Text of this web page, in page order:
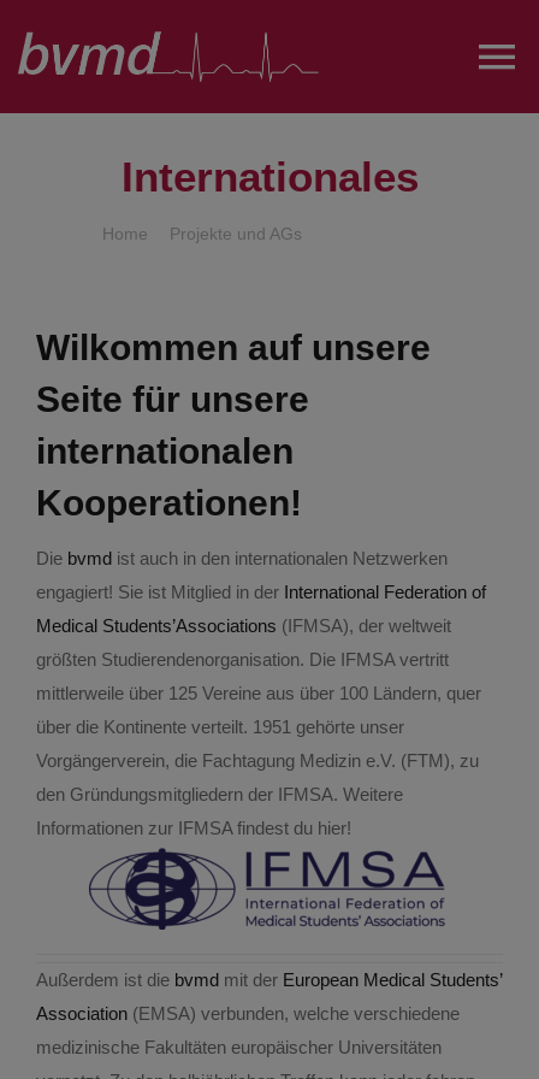
Inhalt
Projekte und AGs
Öffentlichkeitsarbeit
FairesPJ
Kontakt
Internationales
Home Projekte und AGs
Wilkommen auf unsere
Seite für unsere
internationalen
Kooperationen!
Die bvmdist auch in den internationalen Netzwerken
engagiert! Sie ist Mitglied in der International Federation of
Medical Students’Associations (IFMSA), der weltweit
größten Studierendenorganisation. Die IFMSA vertritt
mittlerweile über 125 Vereine aus über 100 Ländern, quer
über die Kontinente verteilt. 1951 gehörte unser
Vorgängerverein, die Fachtagung Medizin e.V. (FTM), zu
den Gründungsmitgliedern der IFMSA. Weitere
Informationen zur IFMSA findest du hier!
Außerdem ist die bvmdmit der European Medical Students’
Association(EMSA) verbunden, welche verschiedene
medizinische Fakultäten europäischer Universitäten